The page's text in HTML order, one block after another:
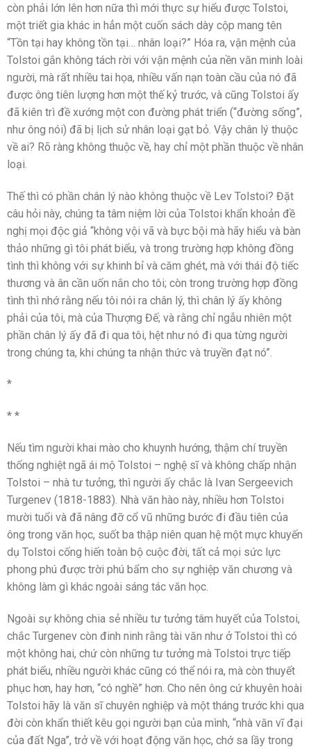
còn phải lớn lên hơn nữa thì mới thực sự hiểu được Tolstoi,
một triết gia khác in hẳn một cuốn sách dày cộp mang tên
“Tồn tại hay không tồn tại… nhân loại?” Hóa ra, vận mệnh của
Tolstoi gắn không tách rời với vận mệnh của nền văn minh loài
người, mà rất nhiều tai họa, nhiều vấn nạn toàn cầu của nó đã
được ông tiên lượng hơn một thế kỷ trước, và cũng Tolstoi ấy
đã kiên trì đề xướng một con đường phát triển (“đường sống”,
như ông nói) đã bị lịch sử nhân loại gạt bỏ. Vậy chân lý thuộc
về ai? Rõ ràng không thuộc về, hay chỉ một phần thuộc về nhân
loại.
Thế thì có phần chân lý nào không thuộc về Lev Tolstoi? Đặt
câu hỏi này, chúng ta tâm niệm lời của Tolstoi khẩn khoản đề
nghị mọi độc giả “không vội vã và bực bội mà hãy hiểu và bàn
thảo những gì tôi phát biểu, và trong trường hợp không đồng
tình thì không với sự khinh bỉ và căm ghét, mà với thái độ tiếc
thương và ân cần uốn nắn cho tôi; còn trong trường hợp đồng
tình thì nhớ rằng nếu tôi nói ra chân lý, thì chân lý ấy không
phải của tôi, mà của Thượng Đế; và rằng chỉ ngẫu nhiên một
phần chân lý ấy đã đi qua tôi, hệt như nó đi qua từng người
trong chúng ta, khi chúng ta nhận thức và truyền đạt nó”.
*
* *
Nếu tìm người khai mào cho khuynh hướng, thậm chí truyền
thống nghiệt ngã ái mộ Tolstoi – nghệ sĩ và không chấp nhận
Tolstoi – nhà tư tưởng, thì người ấy chắc là Ivan Sergeevich
Turgenev (1818-1883). Nhà văn hào này, nhiều hơn Tolstoi
mười tuổi và đã nâng đỡ cổ vũ những bước đi đầu tiên của
ông trong văn học, suốt ba thập niên quan hệ một mực khuyến
dụ Tolstoi cống hiến toàn bộ cuộc đời, tất cả mọi sức lực
phong phú được trời phú bẩm cho sự nghiệp văn chương và
không làm gì khác ngoài sáng tác văn học.
Ngoài sự không chia sẻ nhiều tư tưởng tâm huyết của Tolstoi,
chắc Turgenev còn đinh ninh rằng tài văn như ở Tolstoi thì có
một không hai, chứ còn những tư tưởng mà Tolstoi trực tiếp
phát biểu, nhiều người khác cũng có thể nói ra, mà còn thuyết
phục hơn, hay hơn, “có nghề” hơn. Cho nên ông cứ khuyên hoài
Tolstoi hãy là văn sĩ chuyên nghiệp và một tháng trước khi qua
đời còn khẩn thiết kêu gọi người bạn của mình, “nhà văn vĩ đại
của đất Nga”, trở về với hoạt động văn học, chớ sa lầy trong